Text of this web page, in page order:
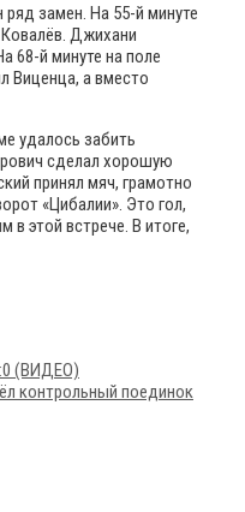
замен. На 55-й минуте
Джихани
68-й минуте на поле
Виценца, а вместо
удалось забить
сделал хорошую
принял мяч, грамотно
«Цибалии». Это гол,
в этой встрече. В итоге,
(ВИДЕО)
контрольный поединок